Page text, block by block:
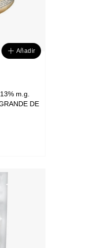
Añadir
m.g.